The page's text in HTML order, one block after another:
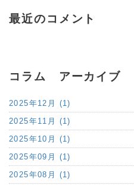
最近のコメント
コラム アーカイブ
2025年12月 (1)
2025年11月 (1)
2025年10月 (1)
2025年09月 (1)
2025年08月 (1)